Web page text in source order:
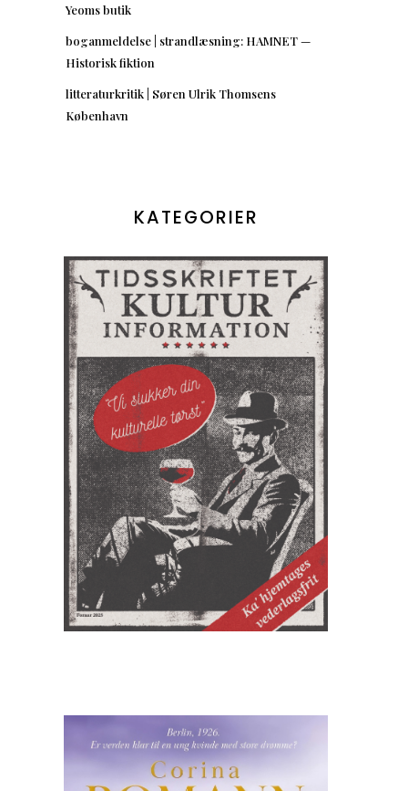
Yeoms butik
boganmeldelse | strandlæsning: HAMNET —
Historisk fiktion
litteraturkritik | Søren Ulrik Thomsens
København
KATEGORIER